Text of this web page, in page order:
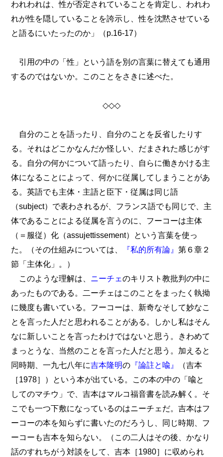
われわれは、性が否定されていることを肯定し、われわ
れが性を隠していることを誇示し、性を沈黙させている
と語るにいたったのか」（p.16-17）
引用の中の「性」という語を別の言葉に替えても通用
するのではないか。このことをさきに述べた。
◇◇◇
自分のことを語ったり、自分のことを反省したりす
る。それはどこかなんだか怪しい、だまされた感じがす
る。自分の何かについて語ったり、自らに働きかける主
体になることによって、何かに従属してしまうことがあ
る。英語でも主体・主語と臣下・従属は同じ語
（subject）で表わされるが、フランス語でも同じで、主
体であることによる従属を言うのに、フーコーは主体
（＝服従）化（assujettissement）という言葉を使っ
た。（その仕組みについては、
『私的所有論』第６章２
節「主体化」。）
このような理解は、 ニーチェのキリスト教批判の中に
あったものである。二ーチェはこのことをまったく執拗
に幾度も書いている。フーコーは、新奇なそして妙なこ
とを言った人だと思われることがある。しかし私はそん
なに新しいことを言ったわけではないと思う。きわめて
まっとうな、当然のことを言った人だと思う。加えると
同時期、一九七八年に吉本隆明の 『論註と喩』
（吉本
［1978］）という本が出ている。この本の中の「喩と
してのマチウ」で、吉本はマルコ福音書を読み解く。そ
こでも一つ下敷になっているのはニーチェだ。吉本はフ
ーコーの本を知らずに書いたのだろうし、同じ時期、フ
ーコーも吉本を知らない。（この二人はその後、かなり
話のすれちがう対談をして、吉本［1980］に収められ